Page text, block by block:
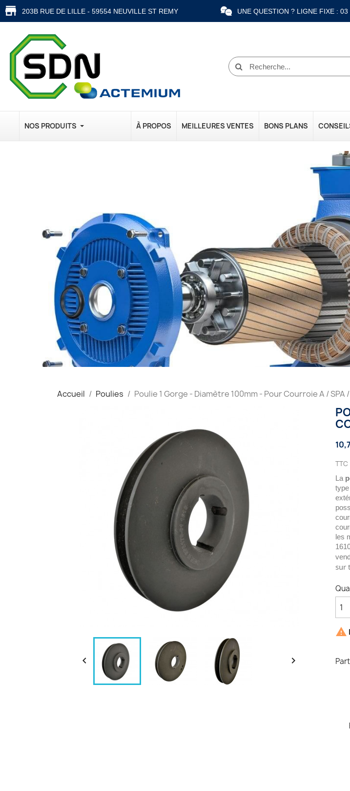
203B RUE DE LILLE - 59554 NEUVILLE ST REMY UNE QUESTION ? LIGNE FIXE :
NOS PRODUITS À PROPOS MEILLEURES VENTES BONS PLANS
Accueil Poulies Poulie 1 Gorge - Diamètre 100mm - Pour Courroie A / SPA /
 
TTC
La
type
les
sur
